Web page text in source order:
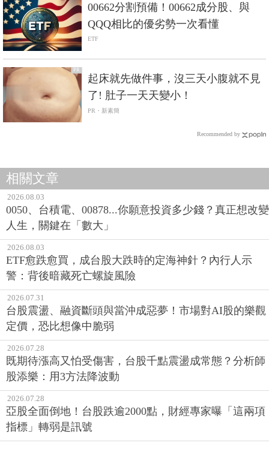
00662分割預備！00662成分股、與
QQQ相比的優劣勢一次看懂
ETF
PR
起床就先做件事，沒三天小腹就不見
了! 肚子一天天變小！
PR・新素簡
Recommended by
相關文章
2026.08.03
0050、台積電、00878...你願意投資多少錢？真正想改變
人生，關鍵在「數大」
2026.08.03
ETF愈跌愈買，成台股大跌時的定海神針？內行人示
警：背後暗藏死亡螺旋風險
2026.07.31
台股震盪、融資斷頭與當沖成惡夢！市場對AI股的樂觀
定價，恐比想像中脆弱
2026.07.28
既期待漲高又怕受傷害，台股千點震盪成常態？分析師
股添樂：用3方法降波動
2026.07.28
亞股全面倒地！台股跌逾2000點，財經專家曝「這兩項
指標」轉弱是訊號